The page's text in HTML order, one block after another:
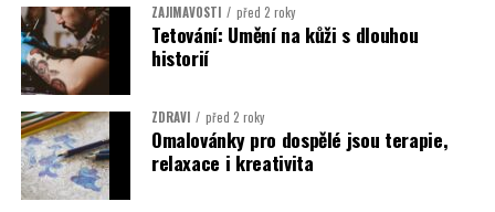
ZAJÍMAVOSTI před 2 roky
Tetování: Umění na kůži s dlouhou
historií
ZDRAVÍ před 2 roky
Omalovánky pro dospělé jsou terapie,
relaxace i kreativita